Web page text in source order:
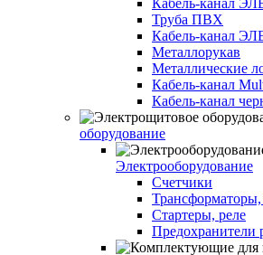
Кабель-канал
Труба ПВХ
Кабель-канал
Металлорукав
Металлические
Кабель-канал
Кабель-канал
оборудование
Электрооборудование
Счетчики
Стартеры, реле
Предохранители